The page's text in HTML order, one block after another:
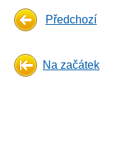
Předchozí
Na začátek